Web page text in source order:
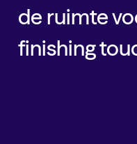
de ruimte
finishing